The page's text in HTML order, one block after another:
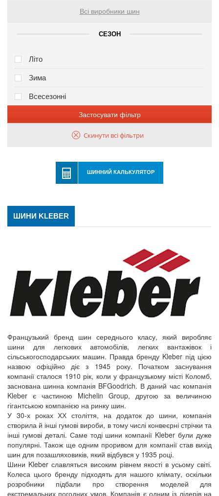
Всі виробники шин
СЕЗОН
Літо
Зима
Всесезонні
Застосувати фільтр
Скинути всі фільтри
ШИННИЙ КАЛЬКУЛЯТОР
ШИНИ KLEBER
Французький бренд шин середнього класу, який виробляє
шини для легкових автомобілів, легких вантажівок і
сільськогосподарських машин. Правда бренду Kleber під цією
назвою офіційно діє з 1945 року. Початком заснування
компанії сталося 1910 рік, коли у французькому місті Коломб,
заснована шинна компанія BFGoodrich. В даний час компанія
Kleber є частиною Michelin Group, другою за величиною
гігантською компанією на ринку шин.
У 30-х роках ХХ століття, на додаток до шини, компанія
створила й інші гумові вироби, в тому числі конвеєрні стрічки та
інші гумові деталі. Саме тоді шини компанії Kleber були дуже
популярні.Також ще одним проривом для компанії став вихід
шин для позашляховиків, який відбувся у 1935 році.
Шини Kleber славляться високим рівнем якості в усьому світі.
Колеса цього бренду підходять для нашого клімату, оскільки
розробники підбали про створення моделей для
екстремальних погодних умов. Компанія є одним із лідерів на